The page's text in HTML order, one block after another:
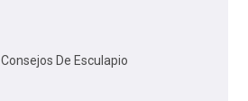
Consejos De Esculapio